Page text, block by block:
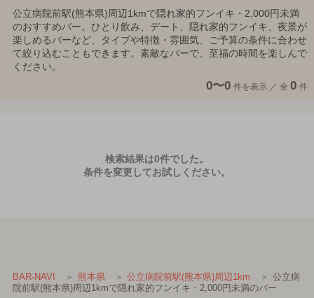
公立病院前駅(熊本県)周辺1kmで隠れ家的フンイキ・2,000円未満
のおすすめバー。ひとり飲み、デート、隠れ家的フンイキ、夜景が
楽しめるバーなど、タイプや特徴・雰囲気、ご予算の条件に合わせ
て絞り込むこともできます。素敵なバーで、至福の時間を楽しんで
ください。
0〜0 件を表示 ／ 全 0 件
検索結果は0件でした。
条件を変更してお試しください。
BAR-NAVI 熊本県 公立病院前駅(熊本県)周辺1km
公立病
院前駅(熊本県)周辺1kmで隠れ家的フンイキ・2,000円未満のバー